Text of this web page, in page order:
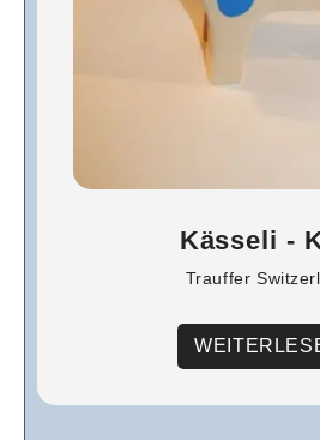
Kässeli -
Trauffer